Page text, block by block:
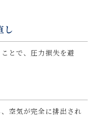
し
とで、圧力損失を避
空気が完全に排出され